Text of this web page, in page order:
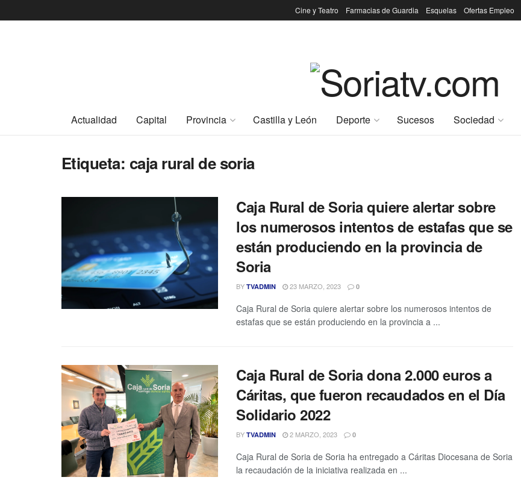
Cine y Teatro Farmacias de Guardia Esquelas Ofertas Empleo
Actualidad Capital Provincia Castilla y León Deporte Sucesos Sociedad
Etiqueta: caja rural de soria
Caja Rural de Soria quiere alertar sobre
los numerosos intentos de estafas que se
están produciendo en la provincia de
Soria
BY TVADMIN 23 MARZO, 2023 0
Caja Rural de Soria quiere alertar sobre los numerosos intentos de
estafas que se están produciendo en la provincia a ...
Caja Rural de Soria dona 2.000 euros a
Cáritas, que fueron recaudados en el Día
Solidario 2022
BY TVADMIN 2 MARZO, 2023 0
Caja Rural de Soria de Soria ha entregado a Cáritas Diocesana de Soria
la recaudación de la iniciativa realizada en ...